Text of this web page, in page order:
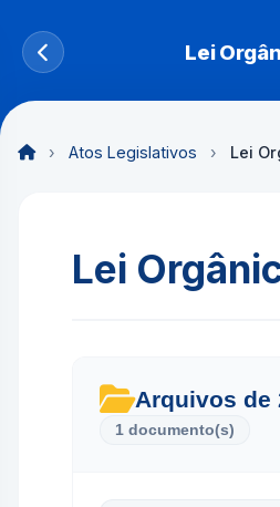
Lei
› Atos Legislativos › Lei
Lei
Arquivos de
1 documento(s)